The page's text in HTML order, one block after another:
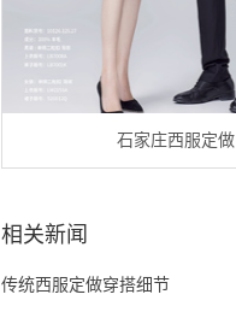
石家庄西服定做
相关新闻
传统西服定做穿搭细节